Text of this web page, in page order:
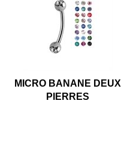
MICRO BANANE DEUX
PIERRES